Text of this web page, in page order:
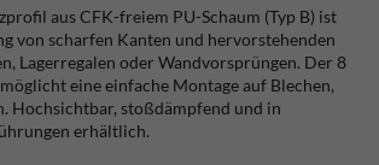
aus CFK-freiem PU-Schaum (Typ B) ist
von scharfen Kanten und hervorstehenden
Lagerregalen oder Wandvorsprüngen. Der 8
eine einfache Montage auf Blechen,
Hochsichtbar, stoßdämpfend und in
erhältlich.